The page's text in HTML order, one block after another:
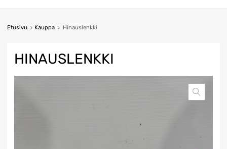
Etusivu Kauppa Hinauslenkki
HINAUSLENKKI